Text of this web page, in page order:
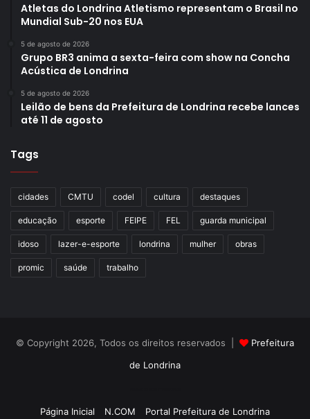
11h – Abraço pela Paz (Londrina Pazeando)
14h – Abertura das Apresentações Culturais
14h15 – Taiko e danças urbanas (Instituto União para a
Vitória)
(Centro de Convivência
Pestalozzi)
Passos para o Futuro)
15h – Abraço pela Paz (Londrina Pazeando)
Bombeiros, Polícia Militar e Guarda Municipal, Ônibus
Atletas do Londrina Atletismo representam o Brasil no
Mundial Sub-20 nos EUA
5 de agosto de 2026
Grupo BR3 anima a sexta-feira com show na Concha
Acústica de Londrina
5 de agosto de 2026
Leilão de bens da Prefeitura de Londrina recebe lances
até 11 de agosto
Tags
cidades CMTU codel cultura destaques
educação esporte FEIPE FEL guarda municipal
idoso lazer-e-esporte londrina mulher obras
promic saúde trabalho
© Copyright 2026, Todos os direitos reservados |
Prefeitura
de Londrina
Página Inicial N.COM Portal Prefeitura de Londrina